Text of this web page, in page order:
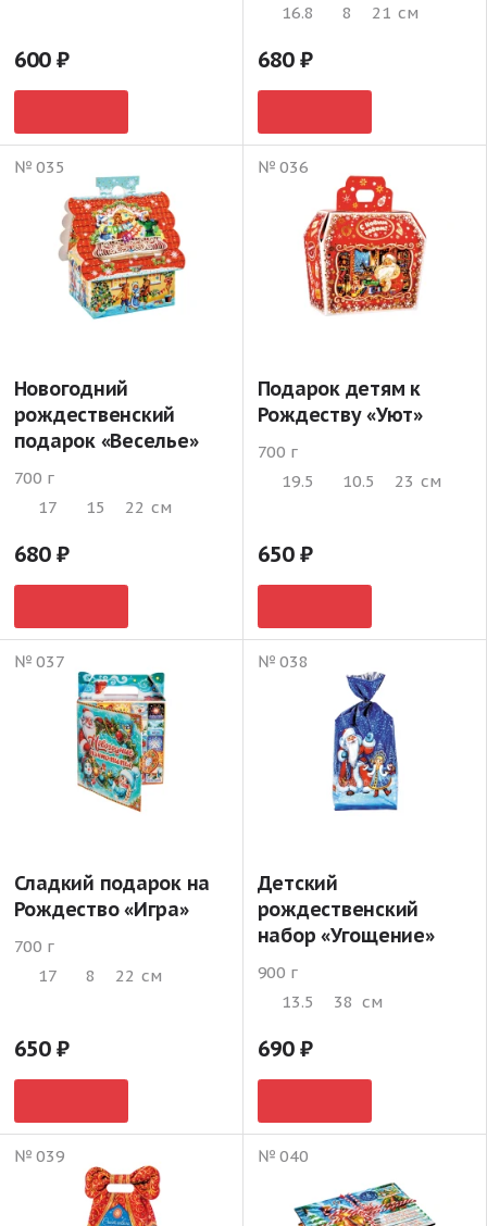
600
16.8
8 21 см
680
№ 035
Новогодний
рождественский
подарок «Веселье»
700 г
17
15 22 см
680
№ 036
Подарок детям к
Рождеству «Уют»
700 г
19.5
10.5 23 см
650
№ 037
Сладкий подарок на
Рождество «Игра»
700 г
17
8 22 см
650
№ 038
Детский
рождественский
набор «Угощение»
900 г
13.5
38 см
690
№ 039 № 040